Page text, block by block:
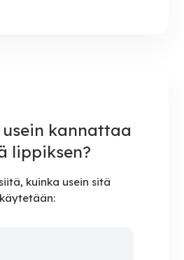
usein kannattaa
lippiksen?
kuinka usein sitä
käytetään: